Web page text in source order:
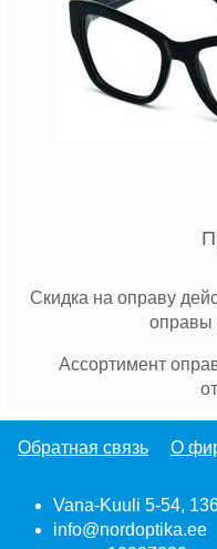
Скидка на оправу
оправы
Ассортимент
Обратная связь О
Vana-Kuuli 5-54,
info@nordoptika.ee